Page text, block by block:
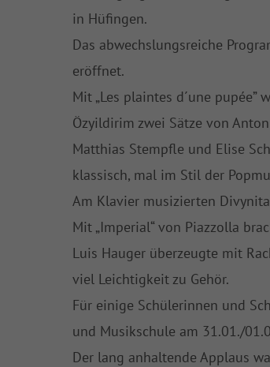
in Hüfingen.
Das abwechslungsreiche
eröffnet.
Mit „Les plaintes d´une
Özyildirim zwei Sätze von
Matthias Stempfle und Elise
klassisch, mal im Stil der
Am Klavier musizierten
Mit „Imperial“ von Piazzolla
Luis Hauger überzeugte mit
viel Leichtigkeit zu Gehör.
Für einige Schülerinnen und
und Musikschule am 31.01./
Der lang anhaltende Applaus